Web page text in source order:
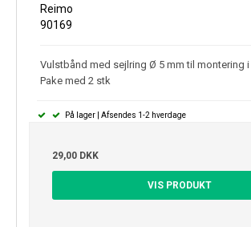
Reimo
90169
Vulstbånd med sejlring Ø 5 mm til montering
Pake med 2 stk
På lager | Afsendes 1-2 hverdage
29,00 DKK
VIS PRODUKT